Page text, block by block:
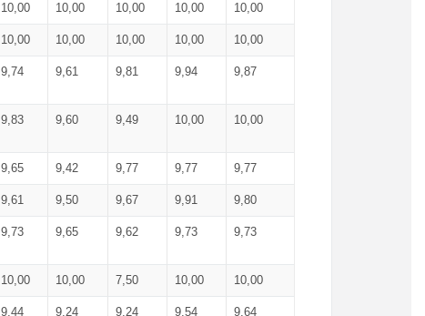
10,00 10,00 10,00 10,00 10,00
10,00 10,00 10,00 10,00 10,00
9,74 9,61 9,81 9,94 9,87
9,83 9,60 9,49 10,00 10,00
9,65 9,42 9,77 9,77 9,77
9,61 9,50 9,67 9,91 9,80
9,73 9,65 9,62 9,73 9,73
10,00 10,00 7,50 10,00 10,00
9,44 9,24 9,24 9,54 9,64